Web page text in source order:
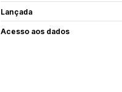
Lançada
Acesso aos dados